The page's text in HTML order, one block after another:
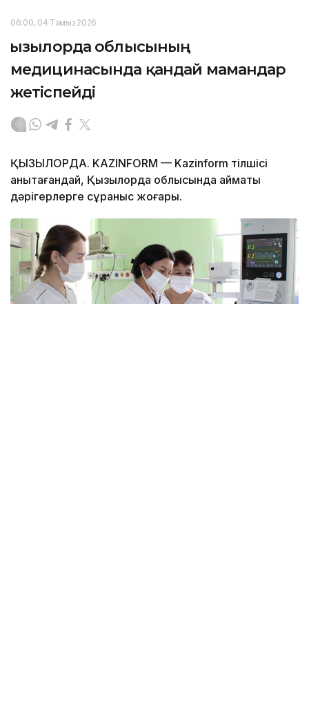
06:00, 04 Тамыз 2026
Қызылорда облысының
медицинасында қандай мамандар
жетіспейді
ҚЫЗЫЛОРДА. KAZINFORM — Kazinform тілшісі
анықтағандай, Қызылорда облысында аймақтық
дәрігерлерге сұраныс жоғары.